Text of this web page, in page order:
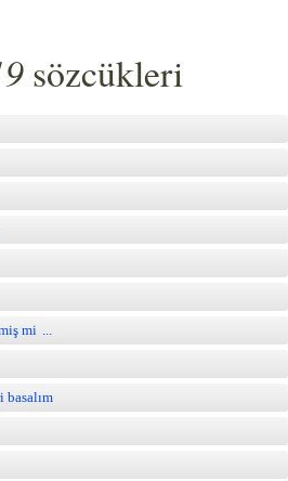
sözcükleri
mi